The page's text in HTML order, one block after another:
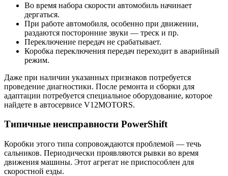
Во время набора скорости автомобиль начинает
дергаться.
При работе автомобиля, особенно при движении,
раздаются посторонние звуки — треск и пр.
Переключение передач не срабатывает.
Коробка переключения передач переходит в аварийный
режим.
Даже при наличии указанных признаков потребуется
проведение диагностики. После ремонта и сборки для
адаптации потребуется специальное оборудование, которое
найдете в автосервисе V12MOTORS.
Типичные неисправности PowerShift
Коробки этого типа сопровождаются проблемой — течь
сальников. Периодически проявляются рывки во время
движения машины. Этот агрегат не приспособлен для
скоростной езды.